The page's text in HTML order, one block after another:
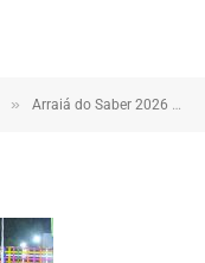
» Arraiá do Saber 2026 tem início no Macropolo Pau de Estopa com celebração da cultura e da educação